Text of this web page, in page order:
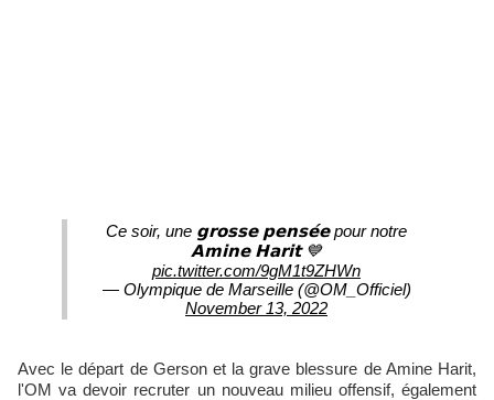
Ce soir, une 𝗴𝗿𝗼𝘀𝘀𝗲 𝗽𝗲𝗻𝘀𝗲́𝗲 pour notre
𝗔𝗺𝗶𝗻𝗲 𝗛𝗮𝗿𝗶𝘁 💙
pic.twitter.com/9gM1t9ZHWn
— Olympique de Marseille (@OM_Officiel)
November 13, 2022
Avec le départ de Gerson et la grave blessure de Amine Harit,
l'OM va devoir recruter un nouveau milieu offensif, également